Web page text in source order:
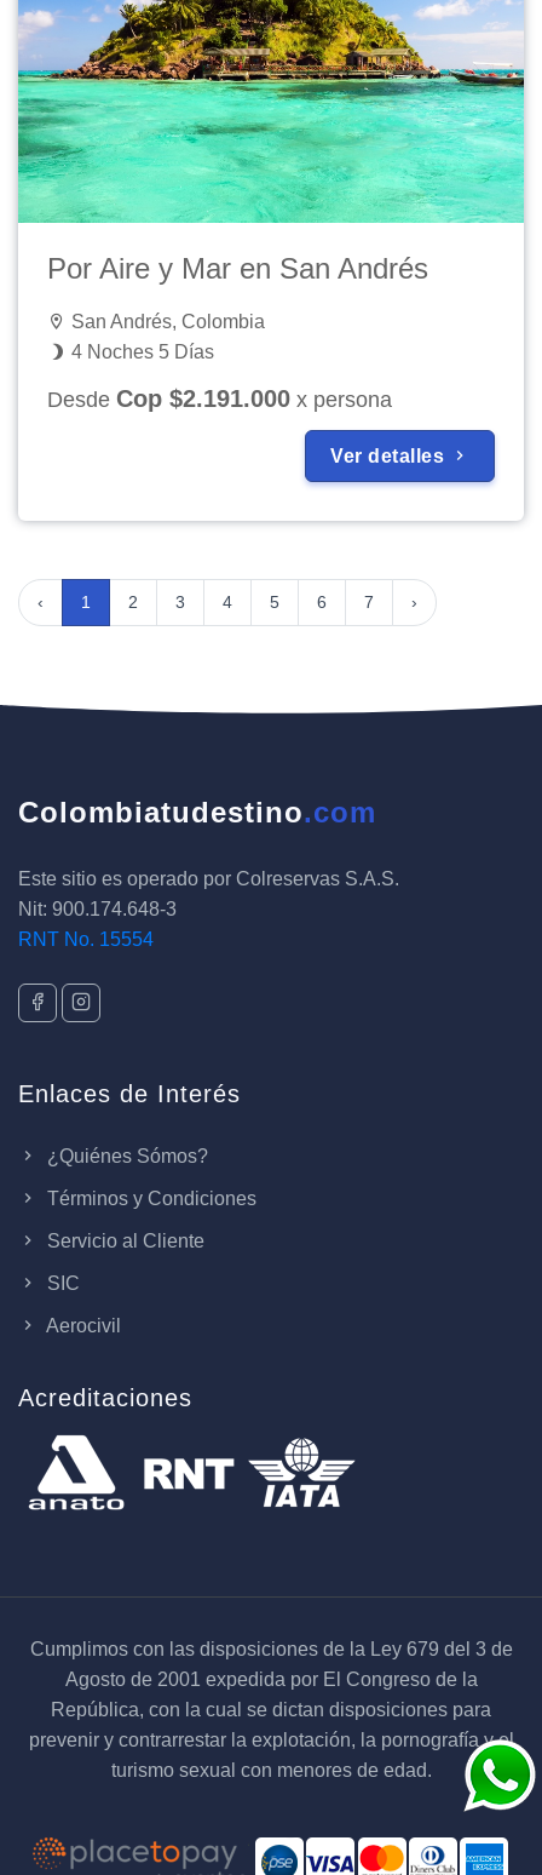
Por Aire y Mar en San Andrés
San Andrés, Colombia
4 Noches 5 Días
Desde Cop $2.191.000 x persona
Ver detalles
‹ 1 2 3 4 5 6 7 ›
Colombiatudestino.com
Este sitio es operado por Colreservas S.A.S.
Nit: 900.174.648-3
RNT No. 15554
Enlaces de Interés
¿Quiénes Sómos?
Términos y Condiciones
Servicio al Cliente
SIC
Aerocivil
Acreditaciones
Cumplimos con las disposiciones de la Ley 679 del 3 de
Agosto de 2001 expedida por El Congreso de la
República, con la cual se dictan disposiciones para
prevenir y contrarrestar la explotación, la pornografía y el
turismo sexual con menores de edad.